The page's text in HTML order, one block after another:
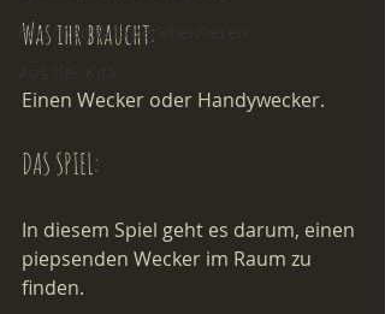
Forschen & Experimentieren
Was ihr braucht:
Einen Wecker oder Handywecker.
DAS SPIEL:
In diesem Spiel geht es darum, einen
piepsenden Wecker im Raum zu
finden.